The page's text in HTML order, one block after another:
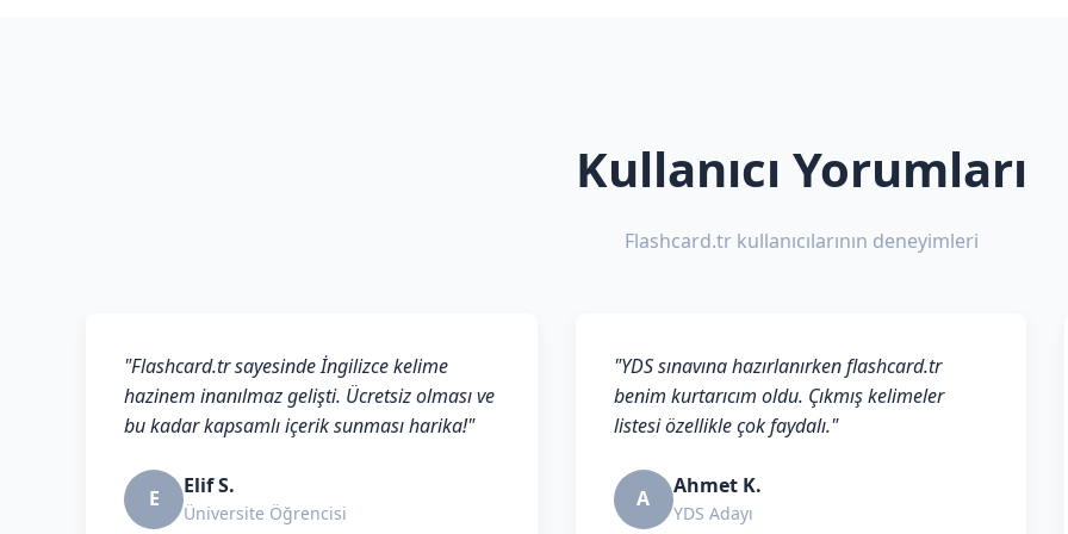
Kullanıcı Yorumları
Flashcard.tr kullanıcılarının deneyimleri
"Flashcard.tr sayesinde İngilizce kelime
hazinem inanılmaz gelişti. Ücretsiz olması ve
bu kadar kapsamlı içerik sunması harika!"
E Elif S.
Üniversite Öğrencisi
"YDS sınavına hazırlanırken flashcard.tr
benim kurtarıcım oldu. Çıkmış kelimeler
listesi özellikle çok faydalı."
A Ahmet K.
YDS Adayı